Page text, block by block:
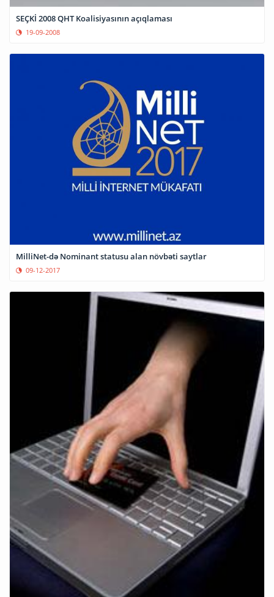
SEÇKİ 2008 QHT Koalisiyasının açıqlaması
19-09-2008
MilliNet-də Nominant statusu alan növbəti saytlar
09-12-2017